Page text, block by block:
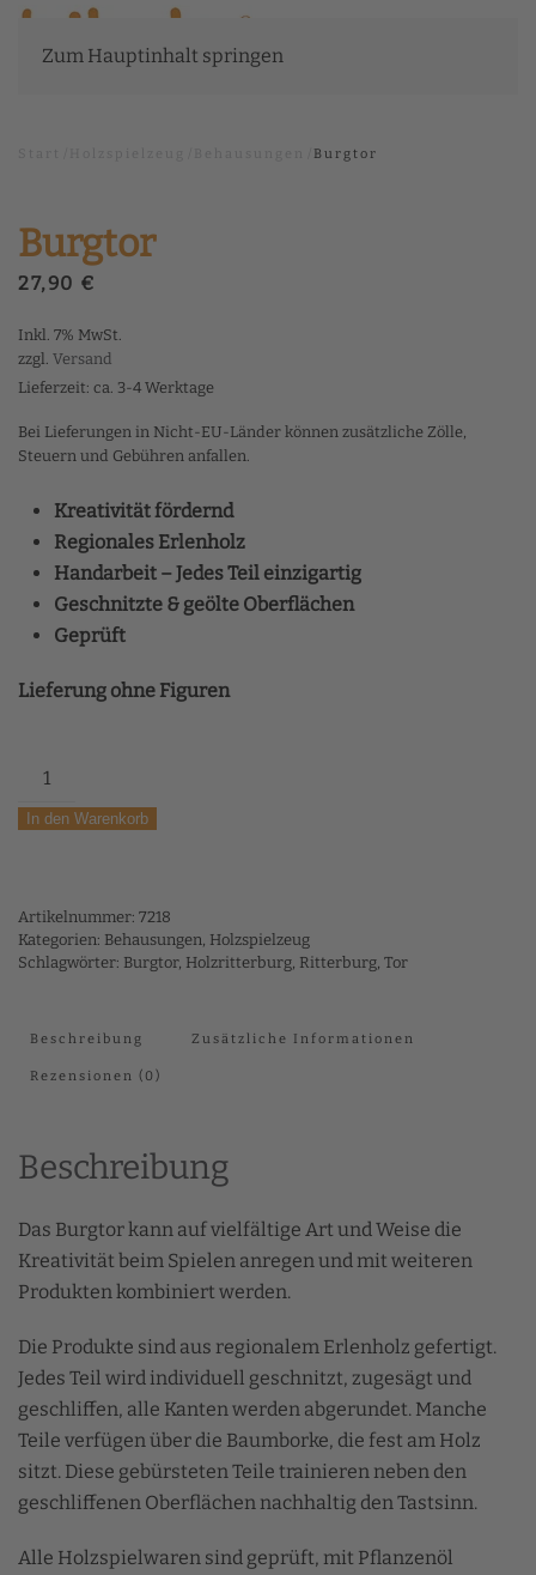
Zum Hauptinhalt springen
Burgtor
Burgtor
27,90 €
Inkl. 7% MwSt.
zzgl. Versand
Lieferzeit: ca. 3-4 Werktage
Bei Lieferungen in Nicht-EU-Länder können zusätzliche Zölle,
Steuern und Gebühren anfallen.
Kreativität fördernd
Regionales Erlenholz
Handarbeit – Jedes Teil einzigartig
Geschnitzte & geölte Oberflächen
Geprüft
Lieferung ohne Figuren
Burgtor
In den Warenkorb
Artikelnummer: 7218
Kategorien: Behausungen Holzspielzeug
Schlagwörter: Burgtor, Holzritterburg Ritterburg Tor
Beschreibung Zusätzliche Informationen
Rezensionen (0)
Beschreibung
Das Burgtor kann auf vielfältige Art und Weise die
Kreativität beim Spielen anregen und mit weiteren
Produkten kombiniert werden.
Die Produkte sind aus regionalem Erlenholz gefertigt.
Jedes Teil wird individuell geschnitzt, zugesägt und
geschliffen, alle Kanten werden abgerundet. Manche
Teile verfügen über die Baumborke, die fest am Holz
sitzt. Diese gebürsteten Teile trainieren neben den
geschliffenen Oberflächen nachhaltig den Tastsinn.
Alle Holzspielwaren sind geprüft, mit Pflanzenöl